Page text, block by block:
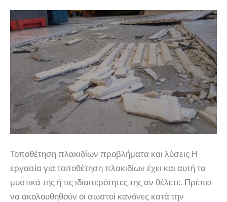
Τοποθέτηση πλακιδίων προβλήματα και λύσεις Η
εργασία για τοποθέτηση πλακιδίων έχει και αυτή τα
μυστικά της ή τις ιδιαιτερότητες της αν θέλετε. Πρέπει
να ακολουθηθούν οι σωστοί κανόνες κατά την